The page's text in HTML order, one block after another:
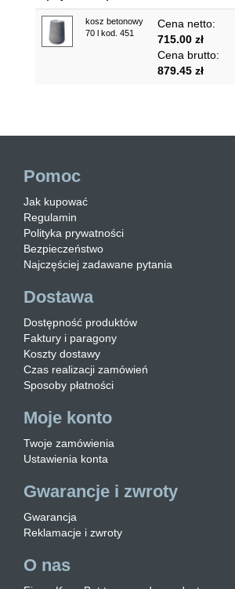
kosz betonowy
70 l kod. 451
Cena netto:
715.00 zł
Cena brutto:
879.45 zł
Pomoc
Jak kupować
Regulamin
Polityka prywatności
Bezpieczeństwo
Najczęściej zadawane pytania
Dostawa
Dostępność produktów
Faktury i paragony
Koszty dostawy
Czas realizacji zamówień
Sposoby płatności
Moje konto
Twoje zamówienia
Ustawienia konta
Gwarancje i zwroty
Gwarancja
Reklamacje i zwroty
O nas